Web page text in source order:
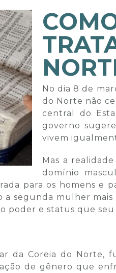
No dia 8 de
do Norte não
central do
governo
vivem
Mas a
domínio
para os homens e
a segunda mulher
poder e status que
da Coreia do Norte,
de gênero que